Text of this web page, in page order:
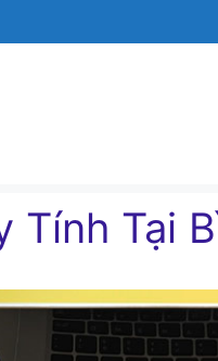
Tính Tại